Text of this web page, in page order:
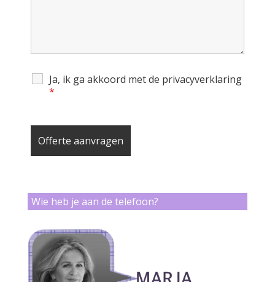
Ja, ik ga akkoord met de privacyverklaring
*
Wie heb je aan de telefoon?